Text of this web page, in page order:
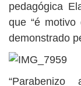
pedagógica
que “é
demonstrado